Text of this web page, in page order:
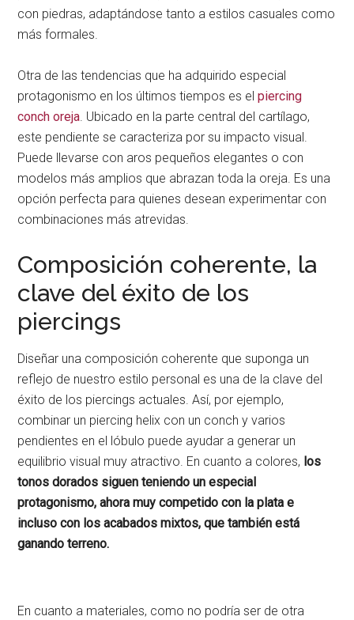
con piedras, adaptándose tanto a estilos casuales como
más formales.
Otra de las tendencias que ha adquirido especial
protagonismo en los últimos tiempos es elpiercing
conch oreja . Ubicado en la parte central del cartílago,
este pendiente se caracteriza por su impacto visual.
Puede llevarse con aros pequeños elegantes o con
modelos más amplios que abrazan toda la oreja. Es una
opción perfecta para quienes desean experimentar con
combinaciones más atrevidas.
Composición coherente, la
clave del éxito de los
piercings
Diseñar una composición coherente que suponga un
reflejo de nuestro estilo personal es una de la clave del
éxito de los piercings actuales. Así, por ejemplo,
combinar un piercing helix con un conch y varios
pendientes en el lóbulo puede ayudar a generar un
equilibrio visual muy atractivo. En cuanto a colores, los
tonos dorados siguen teniendo un especial
protagonismo, ahora muy competido con la plata e
incluso con los acabados mixtos, que también está
ganando terreno.
En cuanto a materiales, como no podría ser de otra